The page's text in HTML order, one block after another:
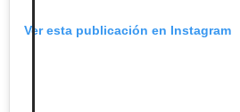
Ver esta publicación en Instagram